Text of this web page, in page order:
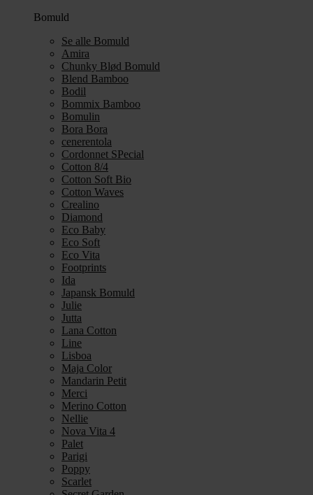
Bomuld
Se alle Bomuld
Amira
Chunky Blød Bomuld
Blend Bamboo
Bodil
Bommix Bamboo
Bomulin
Bora Bora
cenerentola
Cordonnet SPecial
Cotton 8/4
Cotton Soft Bio
Cotton Waves
Crealino
Diamond
Eco Baby
Eco Soft
Eco Vita
Footprints
Ida
Japansk Bomuld
Julie
Jutta
Lana Cotton
Line
Lisboa
Maja Color
Mandarin Petit
Merci
Merino Cotton
Nellie
Nova Vita 4
Palet
Parigi
Poppy
Scarlet